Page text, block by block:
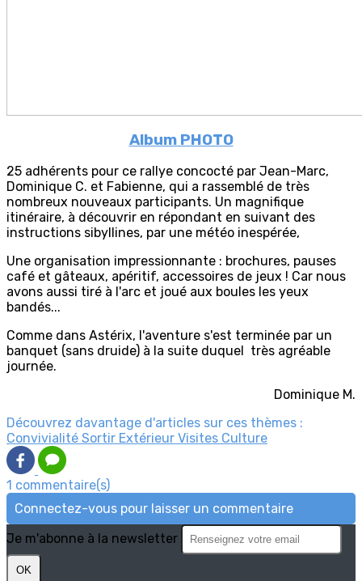
Album PHOTO
25 adhérents pour ce rallye concocté par Jean-Marc,
Dominique C. et Fabienne, qui a rassemblé de très
nombreux nouveaux participants. Un magnifique
itinéraire, à découvrir en répondant en suivant des
instructions sibyllines, par une météo inespérée,
Une organisation impressionnante : brochures, pauses
café et gâteaux, apéritif, accessoires de jeux ! Car nous
avons aussi tiré à l'arc et joué aux boules les yeux
bandés...
Comme dans Astérix, l'aventure s'est terminée par un
banquet (sans druide) à la suite duquel très agréable
journée.
Dominique M.
Découvrez davantage d'articles sur ces thèmes :
Convivialité Sortir Extérieur Visites Culture
1 commentaire(s)
Connectez-vous pour laisser un commentaire
Je m'abonne à la newsletter
OK